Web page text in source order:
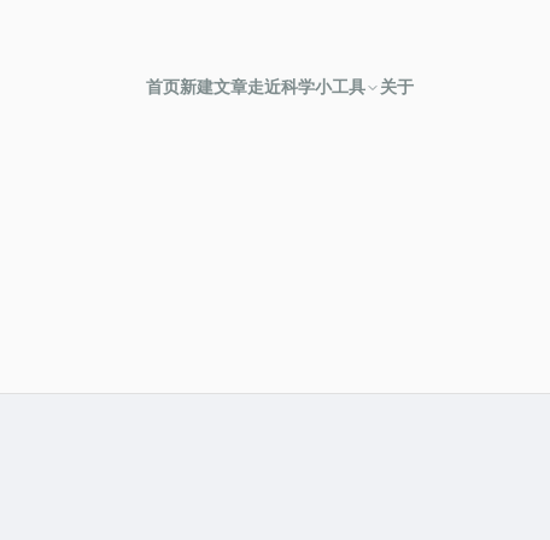
首页新建文章走近科学小工具 关于